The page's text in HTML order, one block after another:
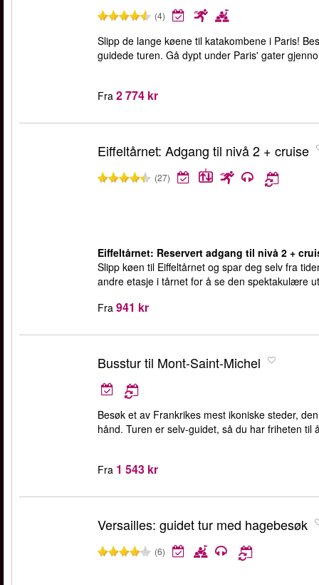
(4)
Slipp de lange køene til katakombene i Paris!
guidede turen. Gå dypt under Paris' gater
Fra 2 774 kr
Eiffeltårnet: Adgang til nivå 2 + cruise
(27)
Eiffeltårnet: Reservert adgang til nivå 2 +
Slipp køen til Eiffeltårnet og spar deg selv fra
andre etasje i tårnet for å se den spektakulære
Fra 941 kr
Busstur til Mont-Saint-Michel
Besøk et av Frankrikes mest ikoniske steder,
hånd. Turen er selv-guidet, så du har friheten
Fra 1 543 kr
Versailles: guidet tur med hagebesøk
(6)